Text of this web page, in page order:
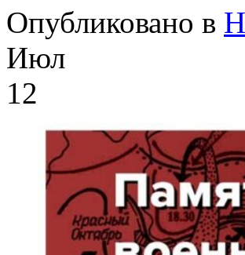
Опубликовано в
Июл
12